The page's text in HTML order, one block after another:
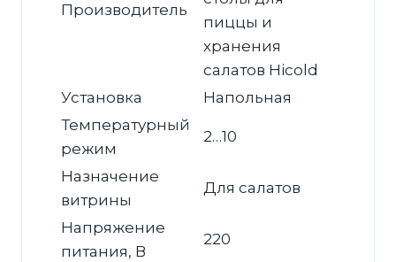
Производитель
пиццы и
хранения
салатов Hicold
Установка
Напольная
Температурный
режим
2…10
Назначение
витрины
Для салатов
Напряжение
питания, В
220